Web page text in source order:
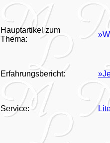
Hauptartikel zum
Thema:
Erfahrungsbericht:
Service: